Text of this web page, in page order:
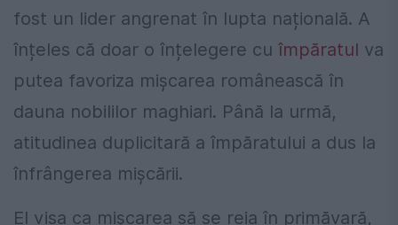
fost un lider angrenat în lupta națională. A
înțeles că doar o înțelegere cu împăratul va
putea favoriza mișcarea românească în
dauna nobililor maghiari. Până la urmă,
atitudinea duplicitară a împăratului a dus la
înfrângerea mișcării.
El visa ca mișcarea să se reia în primăvară,